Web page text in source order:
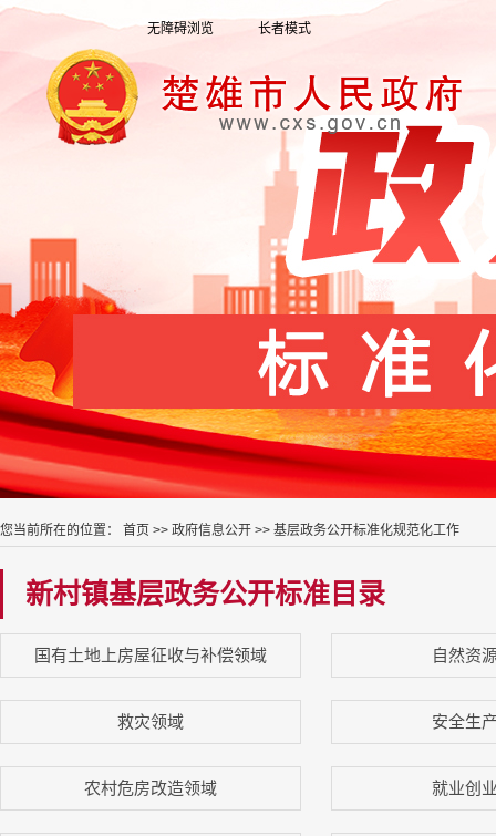
无障碍浏览 长者模式
您当前所在的位置： 首页 >> 政府信息公开 >> 基层政务公开标准化规范化工作
新村镇基层政务公开标准目录
国有土地上房屋征收与补偿领域 自然资
救灾领域 安全生
农村危房改造领域 就业创